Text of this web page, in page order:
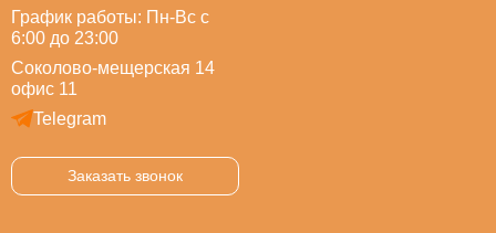
График работы: Пн-Вс с
6:00 до 23:00
Соколово-мещерская 14
офис 11
Telegram
Заказать звонок